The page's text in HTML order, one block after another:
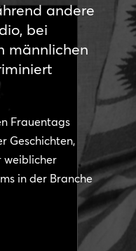
andere
bei
männlichen
Frauentags
Geschichten,
weiblicher
in der Branche